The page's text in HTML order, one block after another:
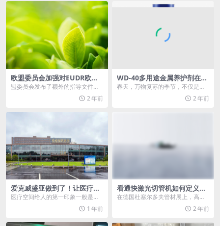
欧盟委员会加强对EUDR欧盟
零毁林法案的支持
盟委员会发布了额外的指导文件和
更强大的国际合作框架，以支持利
2 年前
WD-40多用途金属养护剂在春
天的妙用
春天，万物复苏的季节，不仅是大
地换上了新装，家中的金属制品也
2 年前
爱克威盛亚做到了！让医疗空
间也具备艺术感
医疗空间给人的第一印象一般是冰
冷的，毕竟在医疗环境下，所以器
1 年前
看通快激光切管机如何定义激
光切管的工业4.0
在德国杜塞尔多夫管材展上，高科
技公司通快携手仓储系统专家STOP
2 年前